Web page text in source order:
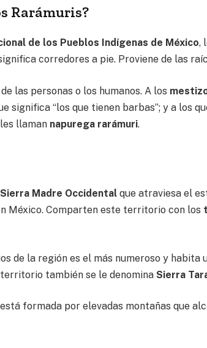
Rarámuris?
de los Pueblos Indígenas de México,
corredores a pie. Proviene de las
las personas o los humanos. A los
significa “los que tienen barbas”; y a los
llaman napurega rarámuri.
Sierra Madre Occidental que atraviesa el
México. Comparten este territorio con los
de la región es el más numeroso y habita
territorio también se le denominaSierra
formada por elevadas montañas que